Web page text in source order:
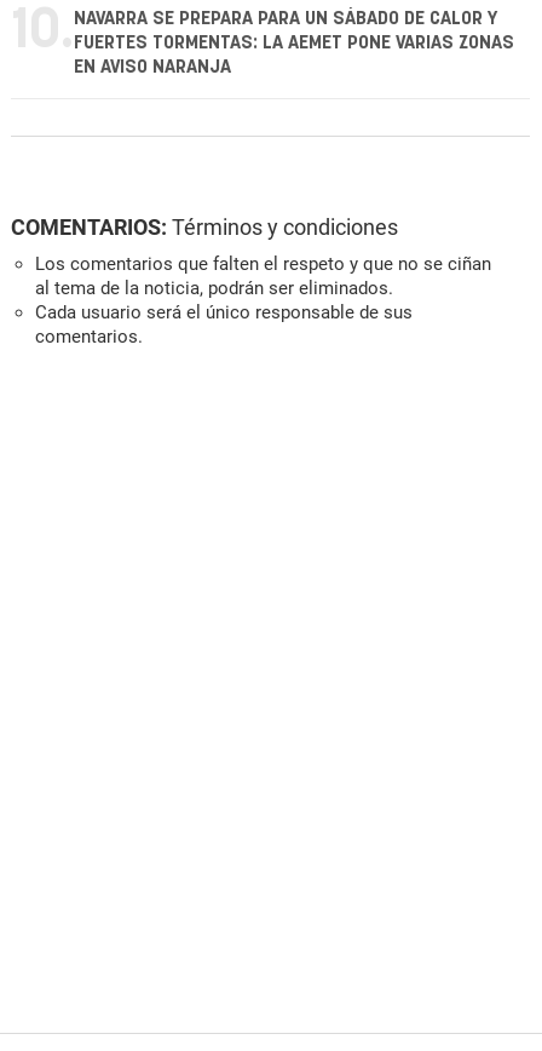
10. NAVARRA SE PREPARA PARA UN SÁBADO DE CALOR Y
FUERTES TORMENTAS: LA AEMET PONE VARIAS ZONAS
EN AVISO NARANJA
COMENTARIOS: Términos y condiciones
Los comentarios que falten el respeto y que no se ciñan
al tema de la noticia, podrán ser eliminados.
Cada usuario será el único responsable de sus
comentarios.